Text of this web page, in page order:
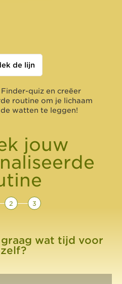
de lijn
quiz en creëer
routine om je lichaam
watten te leggen!
jouw
2 3
wat tijd voor